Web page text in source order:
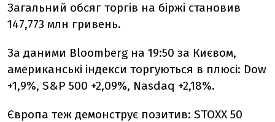
Загальний обсяг торгів на біржі становив
147,773 млн гривень.
За даними Bloomberg на 19:50 за Києвом,
американські індекси торгуються в плюсі: Dow
+1,9%, S&P 500 +2,09%, Nasdaq +2,18%.
Європа теж демонструє позитив: STOXX 50